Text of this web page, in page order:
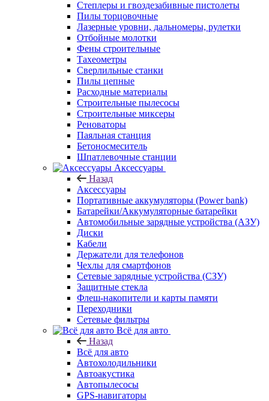
Степлеры и гвоздезабивные пистолеты
Пилы торцовочные
Лазерные уровни, дальномеры, рулетки
Отбойные молотки
Фены строительные
Тахеометры
Сверлильные станки
Пилы цепные
Расходные материалы
Строительные пылесосы
Строительные миксеры
Реноваторы
Паяльная станция
Бетоносмеситель
Шпатлевочные станции
Аксессуары
Назад
Аксессуары
Портативные аккумуляторы (Power bank)
Батарейки/Аккумуляторные батарейки
Автомобильные зарядные устройства (АЗУ)
Диски
Кабели
Держатели для телефонов
Чехлы для смартфонов
Сетевые зарядные устройства (СЗУ)
Защитные стекла
Флеш-накопители и карты памяти
Переходники
Сетевые фильтры
Всё для авто
Назад
Всё для авто
Автохолодильники
Автоакустика
Автопылесосы
GPS-навигаторы